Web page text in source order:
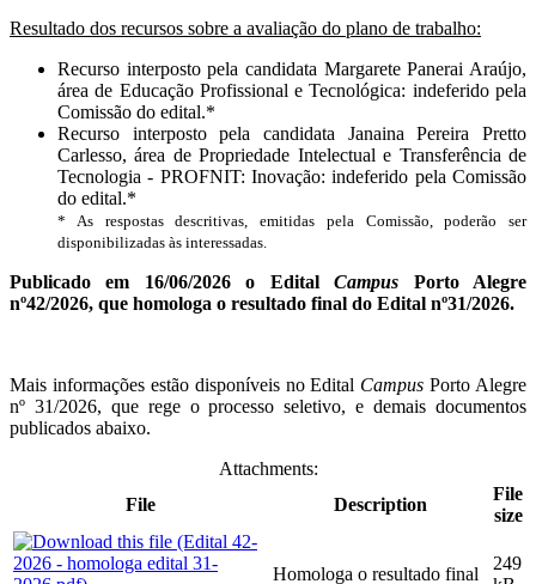
Resultado dos recursos sobre a avaliação do plano de trabalho:
Recurso interposto pela candidata Margarete Panerai Araújo,
área de Educação Profissional e Tecnológica: indeferido pela
Comissão do edital.*
Recurso interposto pela candidata Janaina Pereira Pretto
Carlesso, área de Propriedade Intelectual e Transferência de
Tecnologia - PROFNIT: Inovação: indeferido pela Comissão
do edital.*
* As respostas descritivas, emitidas pela Comissão, poderão ser
disponibilizadas às interessadas.
Publicado em 16/06/2026 o EditalCampus Porto Alegre
nº42/2026, que homologa o resultado final do Edital nº31/2026.
Mais informações estão disponíveis no Edital Campus Porto Alegre
nº 31/2026, que rege o processo seletivo, e demais documentos
publicados abaixo.
Attachments:
File
Description
File
size
Homologa o resultado final
249